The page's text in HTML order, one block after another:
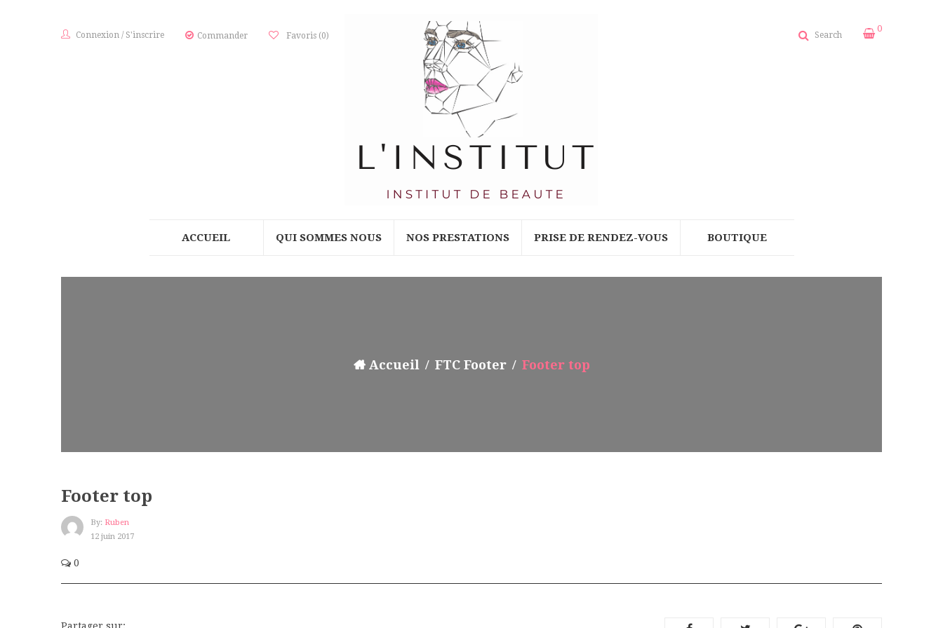
Connexion / S'inscrire Commander Favoris (0)
0
Search
ACCUEIL QUI SOMMES NOUS NOS PRESTATIONS PRISE DE RENDEZ-VOUS BOUTIQUE
Accueil FTC Footer Footer top
Footer top
By: Ruben
12 juin 2017
0